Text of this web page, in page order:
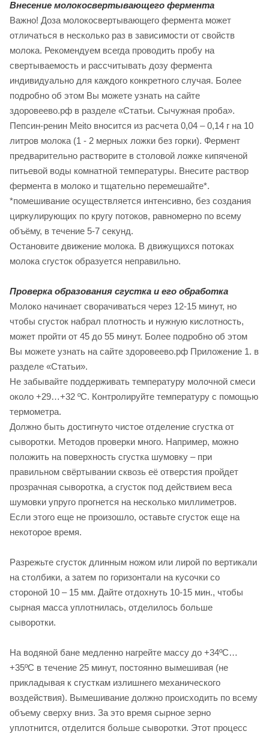
Внесение молокосвертывающего фермента
Важно! Доза молокосвертывающего фермента может
отличаться в несколько раз в зависимости от свойств
молока. Рекомендуем всегда проводить пробу на
свертываемость и рассчитывать дозу фермента
индивидуально для каждого конкретного случая. Более
подробно об этом Вы можете узнать на сайте
здоровеево.рф в разделе «Статьи. Сычужная проба».
Пепсин-ренин Meito вносится из расчета 0,04 – 0,14 г на 10
литров молока (1 - 2 мерных ложки без горки). Фермент
предварительно растворите в столовой ложке кипяченой
питьевой воды комнатной температуры. Внесите раствор
фермента в молоко и тщательно перемешайте*.
*помешивание осуществляется интенсивно, без создания
циркулирующих по кругу потоков, равномерно по всему
объёму, в течение 5-7 секунд.
Остановите движение молока. В движущихся потоках
молока сгусток образуется неправильно.
Проверка образования сгустка и его обработка
Молоко начинает сворачиваться через 12-15 минут, но
чтобы сгусток набрал плотность и нужную кислотность,
может пройти от 45 до 55 минут. Более подробно об этом
Вы можете узнать на сайте здоровеево.рф Приложение 1. в
разделе «Статьи».
Не забывайте поддерживать температуру молочной смеси
около +29…+32 ºС. Контролируйте температуру с помощью
термометра.
Должно быть достигнуто чистое отделение сгустка от
сыворотки. Методов проверки много. Например, можно
положить на поверхность сгустка шумовку – при
правильном свёртывании сквозь её отверстия пройдет
прозрачная сыворотка, а сгусток под действием веса
шумовки упруго прогнется на несколько миллиметров.
Если этого еще не произошло, оставьте сгусток еще на
некоторое время.
Разрежьте сгусток длинным ножом или лирой по вертикали
на столбики, а затем по горизонтали на кусочки со
стороной 10 – 15 мм. Дайте отдохнуть 10-15 мин., чтобы
сырная масса уплотнилась, отделилось больше
сыворотки.
На водяной бане медленно нагрейте массу до +34ºС…
+35ºС в течение 25 минут, постоянно вымешивая (не
прикладывая к сгусткам излишнего механического
воздействия). Вымешивание должно происходить по всему
объему сверху вниз. За это время сырное зерно
уплотнится, отделится больше сыворотки. Этот процесс